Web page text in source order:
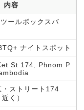
内容
ールボックスバ
ナイトスポット
St 174, Phnom P
・ストリート174
く）